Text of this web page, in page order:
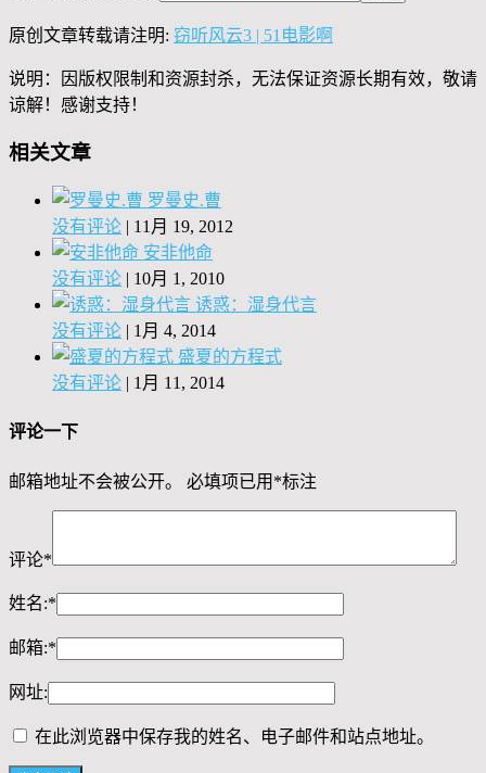
原创文章转载请注明: 窃听风云3 | 51电影啊
说明：因版权限制和资源封杀，无法保证资源长期有效，敬请
谅解！感谢支持！
相关文章
罗曼史.曹
没有评论 | 11月 19, 2012
安非他命
没有评论 | 10月 1, 2010
诱惑：湿身代言
没有评论 | 1月 4, 2014
盛夏的方程式
没有评论 | 1月 11, 2014
评论一下
邮箱地址不会被公开。 必填项已用 *标注
评论*
姓名:*
邮箱:*
网址:
在此浏览器中保存我的姓名、电子邮件和站点地址。